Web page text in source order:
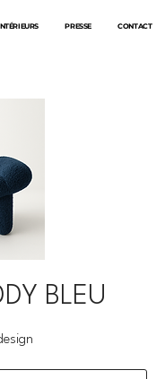
PRESSE CONTACT
BLEU